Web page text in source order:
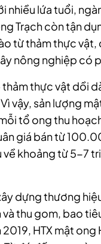
nhiều lứa tuổi,
Trạch còn tận
từ thảm thực vật,
nông nghiệp có
thực vật dồi
vậy, sản lượng
tổ ong thu
giá bán từ
khoảng từ 5-7
dựng thương
và thu gom, bao
HTX mật